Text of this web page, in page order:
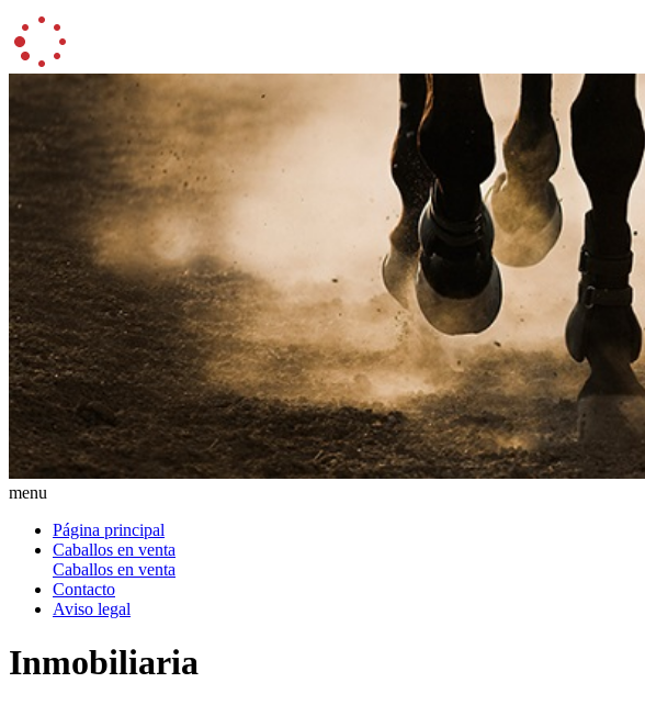
menu
Página principal
Caballos en venta
Caballos en venta
Contacto
Aviso legal
Inmobiliaria